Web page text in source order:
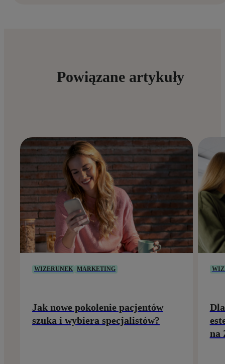
Powiązane artykuły
WIZERUNEK MARKETING
Jak nowe pokolenie pacjentów
szuka i wybiera specjalistów?
na